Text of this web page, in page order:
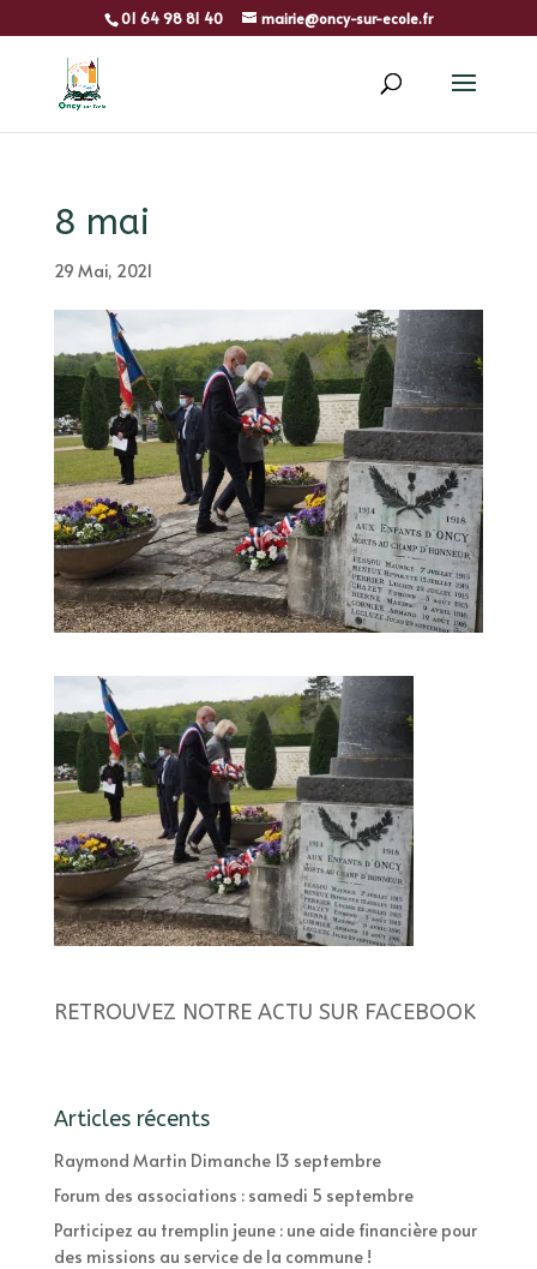
01 64 98 81 40 mairie@oncy-sur-ecole.fr
8 mai
29 Mai, 2021
RETROUVEZ NOTRE ACTU SUR FACEBOOK
Articles récents
Raymond Martin Dimanche 13 septembre
Forum des associations : samedi 5 septembre
Participez au tremplin jeune : une aide financière pour
des missions au service de la commune !